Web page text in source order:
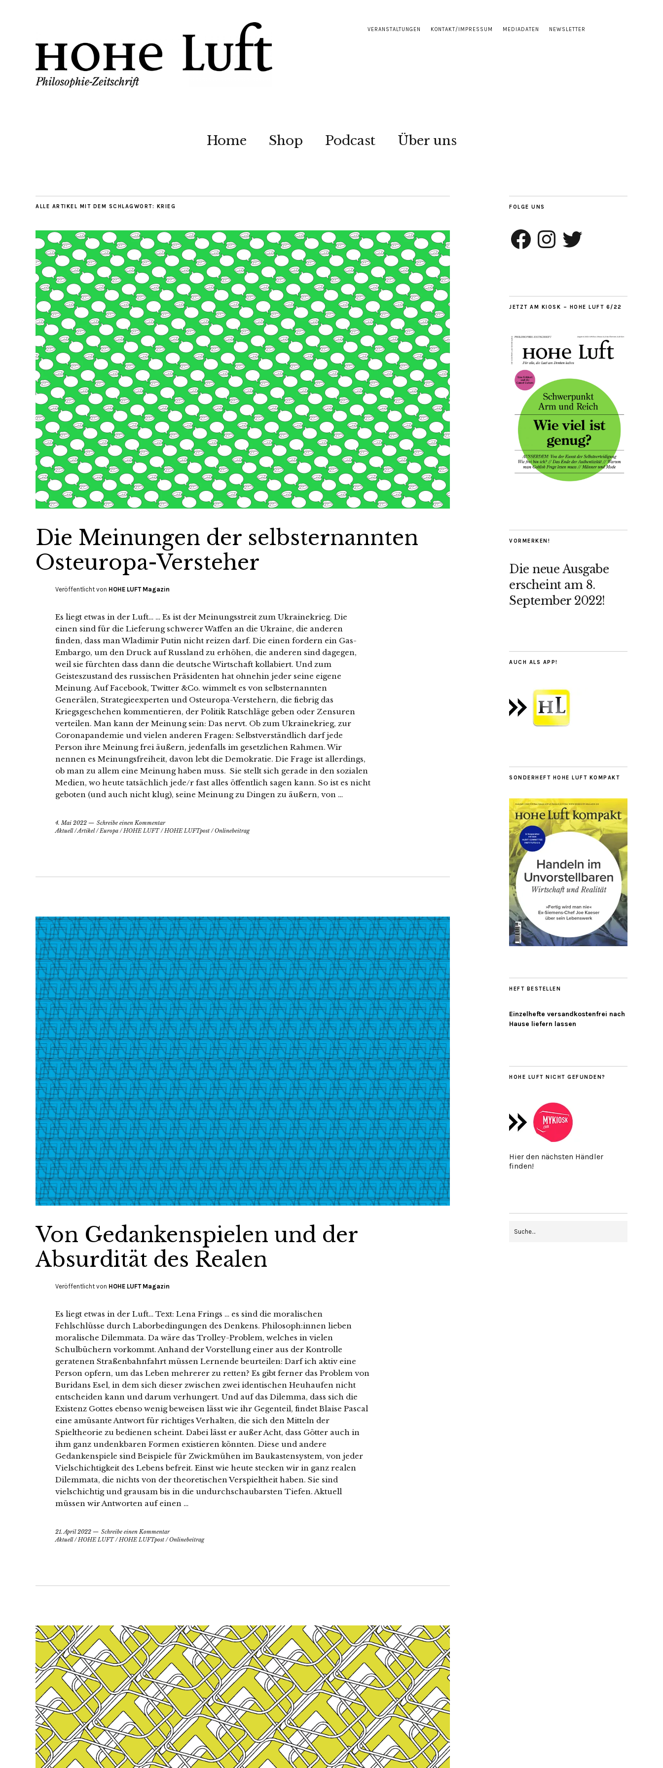
VERANSTALTUNGEN KONTAKT/IMPRESSUM MEDIADATEN NEWSLETTER
Home Shop Podcast Über uns
ALLE ARTIKEL MIT DEM SCHLAGWORT: KRIEG
Die Meinungen der selbsternannten
Osteuropa-Versteher
Veröffentlicht von HOHE LUFT Magazin
Es liegt etwas in der Luft… … Es ist der Meinungsstreit zum Ukrainekrieg. Die
einen sind für die Lieferung schwerer Waffen an die Ukraine, die anderen
finden, dass man Wladimir Putin nicht reizen darf. Die einen fordern ein Gas-
Embargo, um den Druck auf Russland zu erhöhen, die anderen sind dagegen,
weil sie fürchten dass dann die deutsche Wirtschaft kollabiert. Und zum
Geisteszustand des russischen Präsidenten hat ohnehin jeder seine eigene
Meinung. Auf Facebook, Twitter &Co. wimmelt es von selbsternannten
Generälen, Strategieexperten und Osteuropa-Verstehern, die fiebrig das
Kriegsgeschehen kommentieren, der Politik Ratschläge geben oder Zensuren
verteilen. Man kann der Meinung sein: Das nervt. Ob zum Ukrainekrieg, zur
Coronapandemie und vielen anderen Fragen: Selbstverständlich darf jede
Person ihre Meinung frei äußern, jedenfalls im gesetzlichen Rahmen. Wir
nennen es Meinungsfreiheit, davon lebt die Demokratie. Die Frage ist allerdings,
ob man zu allem eine Meinung haben muss. Sie stellt sich gerade in den sozialen
Medien, wo heute tatsächlich jede/r fast alles öffentlich sagen kann. So ist es nicht
geboten (und auch nicht klug), seine Meinung zu Dingen zu äußern, von …
4. Mai 2022
Schreibe einen Kommentar
Aktuell/Artikel/Europa /HOHE LUFT/HOHE LUFTpost /Onlinebeitrag
Von Gedankenspielen und der
Absurdität des Realen
Veröffentlicht von HOHE LUFT Magazin
Es liegt etwas in der Luft… Text: Lena Frings … es sind die moralischen
Fehlschlüsse durch Laborbedingungen des Denkens. Philosoph:innen lieben
moralische Dilemmata. Da wäre das Trolley-Problem, welches in vielen
Schulbüchern vorkommt. Anhand der Vorstellung einer aus der Kontrolle
geratenen Straßenbahnfahrt müssen Lernende beurteilen: Darf ich aktiv eine
Person opfern, um das Leben mehrerer zu retten? Es gibt ferner das Problem von
Buridans Esel, in dem sich dieser zwischen zwei identischen Heuhaufen nicht
entscheiden kann und darum verhungert. Und auf das Dilemma, dass sich die
Existenz Gottes ebenso wenig beweisen lässt wie ihr Gegenteil, findet Blaise Pascal
eine amüsante Antwort für richtiges Verhalten, die sich den Mitteln der
Spieltheorie zu bedienen scheint. Dabei lässt er außer Acht, dass Götter auch in
ihm ganz undenkbaren Formen existieren könnten. Diese und andere
Gedankenspiele sind Beispiele für Zwickmühen im Baukastensystem, von jeder
Vielschichtigkeit des Lebens befreit. Einst wie heute stecken wir in ganz realen
Dilemmata, die nichts von der theoretischen Verspieltheit haben. Sie sind
vielschichtig und grausam bis in die undurchschaubarsten Tiefen. Aktuell
müssen wir Antworten auf einen …
21. April 2022
Schreibe einen Kommentar
Aktuell/ HOHE LUFT/ HOHE LUFTpost /Onlinebeitrag
FOLGE UNS
Facebook InstagramTwitter
JETZT AM KIOSK – HOHE LUFT 6/22
VORMERKEN!
Die neue Ausgabe
erscheint am 8.
September 2022!
AUCH ALS APP!
SONDERHEFT HOHE LUFT KOMPAKT
HEFT BESTELLEN
Einzelhefte versandkostenfrei nach
Hause liefern lassen
HOHE LUFT NICHT GEFUNDEN?
Hier den nächsten Händler
finden!